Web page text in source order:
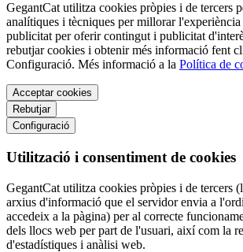
GegantCat utilitza cookies pròpies i de tercers
analítiques i tècniques per millorar
publicitat per oferir contingut i publicitat
rebutjar cookies i obtenir més informació fent
Configuració. Més informació a la Política de
Acceptar cookies
Rebutjar
Configuració
Utilització i consentiment de cookies
GegantCat utilitza cookies pròpies i de tercers
arxius d'informació que el servidor envia a
accedeix a la pàgina) per al correcte
dels llocs web per part de l'usuari, així com la
d'estadístiques i anàlisi web.